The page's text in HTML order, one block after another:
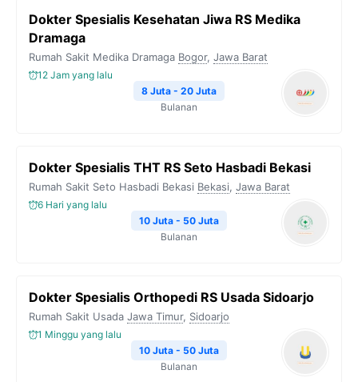
Dokter Spesialis Kesehatan Jiwa RS Medika
Dramaga
Rumah Sakit Medika Dramaga Bogor, Jawa Barat
12 Jam yang lalu
8 Juta - 20 Juta
Bulanan
Dokter Spesialis THT RS Seto Hasbadi Bekasi
Rumah Sakit Seto Hasbadi Bekasi Bekasi, Jawa Barat
6 Hari yang lalu
10 Juta - 50 Juta
Bulanan
Dokter Spesialis Orthopedi RS Usada Sidoarjo
Rumah Sakit Usada Jawa Timur, Sidoarjo
1 Minggu yang lalu
10 Juta - 50 Juta
Bulanan